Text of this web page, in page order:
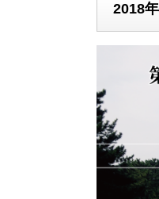
2018